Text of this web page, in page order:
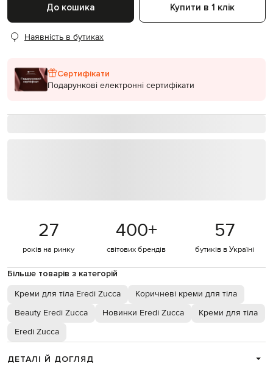
До кошика Купити в 1 клік
Наявність в бутиках
Сертифікати
Подарункові електронні сертифікати
27
років на ринку
400+
світових брендів
57
бутиків в Україні
Більше товарів з категорій
Креми для тіла Eredi Zucca
Коричневі креми для тіла
Beauty Eredi Zucca
Новинки Eredi Zucca
Креми для тіла
Eredi Zucca
ДЕТАЛІ Й ДОГЛЯД